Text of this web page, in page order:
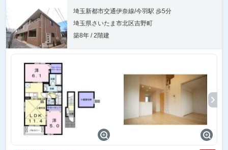
埼玉新都市交通伊奈線/今羽駅 歩5分
埼玉県さいたま市北区吉野町
築8年 / 2階建